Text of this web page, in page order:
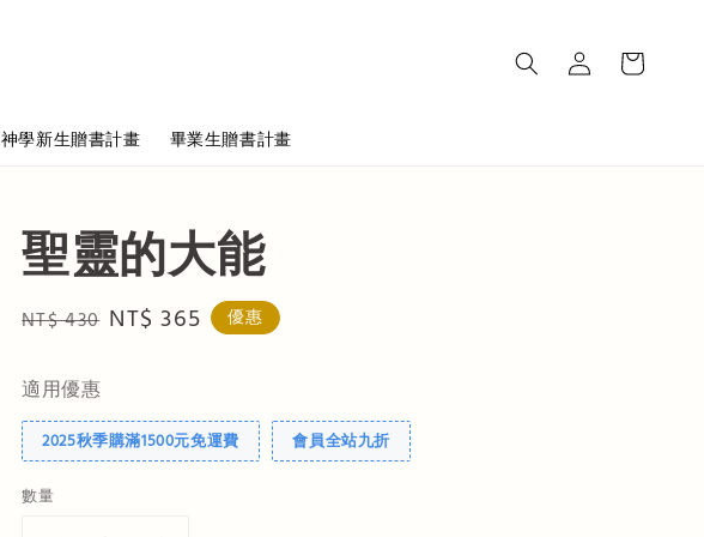
神學新生贈書計畫 畢業生贈書計畫
聖靈的大能
Regular
NT$ 430 Sale
NT$ 365 優惠
適用優惠
2025秋季購滿1500元免運費 會員全站九折
數量